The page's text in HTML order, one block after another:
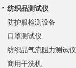
纺织品测试仪
防护服检测设备
口罩测试仪
纺织品气流阻力测试仪
商用干洗机